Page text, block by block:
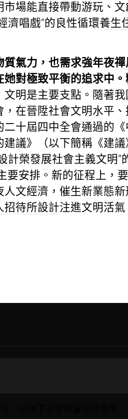
場能直接帶動游玩、文
濟唱戲”的良性循環養生
質氣力，也需求強年夜禪
對極致平衡的追求中
明是主要支點。隨著
在晉陞社會文明水平
十屆四中全會通過的
議》（以下簡稱《建議
計榮發展社會主義文明”
要安排。新的征程上，
人文經濟，催生新業態
招待所設計注進文明活